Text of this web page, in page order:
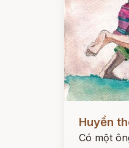
Đọc ngay
Huyền
Có một